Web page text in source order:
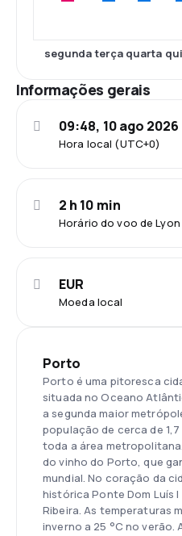
segunda terça quarta
Informações gerais
Hora local (UTC+0)
09:48, 10 ago 2026
Horário do voo de Lyon
2 h 10 min
Moeda local
EUR
Porto
Porto é uma pitoresca
situada no Oceano
a segunda maior
população de cerca de
toda a área
do vinho do Porto, que
mundial. No coração da
histórica Ponte Dom Luís
Ribeira. As temperaturas
inverno a 25 °C no verão.